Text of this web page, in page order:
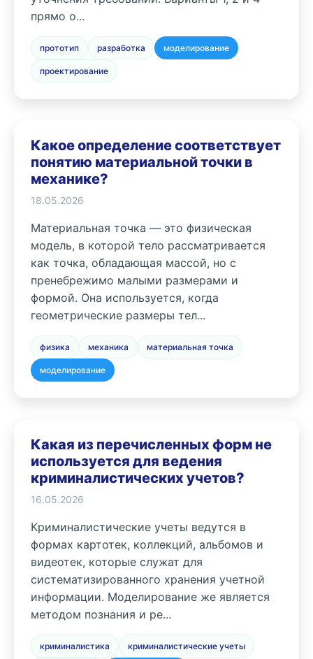
прямо о...
прототип разработка моделирование
проектирование
Какое определение соответствует
понятию материальной точки в
механике?
18.05.2026
Материальная точка — это физическая
модель, в которой тело рассматривается
как точка, обладающая массой, но с
пренебрежимо малыми размерами и
формой. Она используется, когда
геометрические размеры тел...
физика механика материальная точка
моделирование
Какая из перечисленных форм не
используется для ведения
криминалистических учетов?
16.05.2026
Криминалистические учеты ведутся в
формах картотек, коллекций, альбомов и
видеотек, которые служат для
систематизированного хранения учетной
информации. Моделирование же является
методом познания и ре...
криминалистика криминалистические учеты